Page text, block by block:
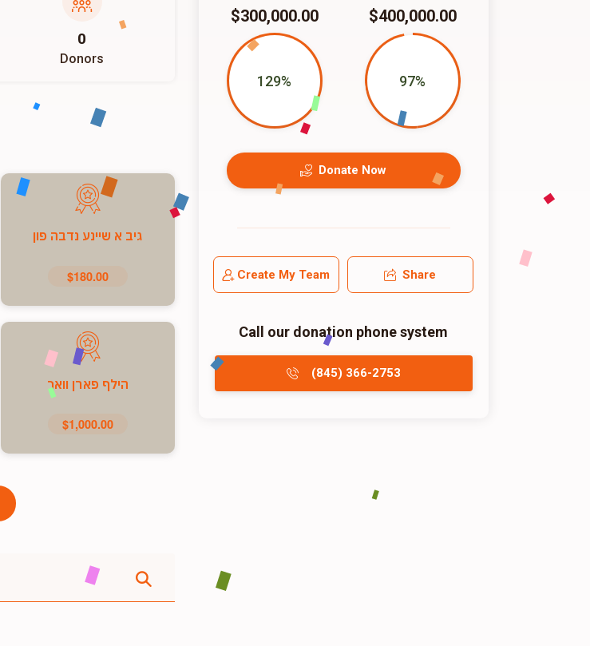
0
Donors
גיב א שיינע נדבה פון
$180.00
הילף פארן וואך
$1,000.00
$400,000.00
97%
$300,000.00
129%
Donate Now
Create My Team Share
Call our donation phone system
(845) 366-2753